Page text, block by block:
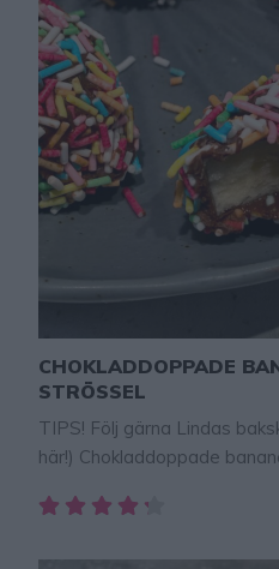
CHOKLADDOPPADE
STRÖSSEL
TIPS! Följ gärna Lindas
här!) Chokladdoppade
barnkalaset eller